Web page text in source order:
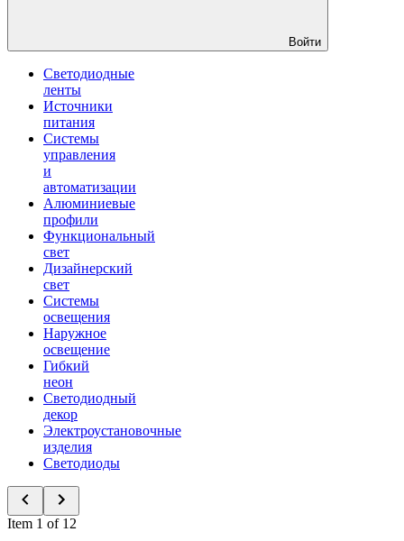
Войти
Светодиодные
ленты
Источники
питания
Системы
управления
и
автоматизации
Алюминиевые
профили
Функциональный
свет
Дизайнерский
свет
Системы
освещения
Наружное
освещение
Гибкий
неон
Светодиодный
декор
Электроустановочные
изделия
Светодиоды
Item 1 of 12